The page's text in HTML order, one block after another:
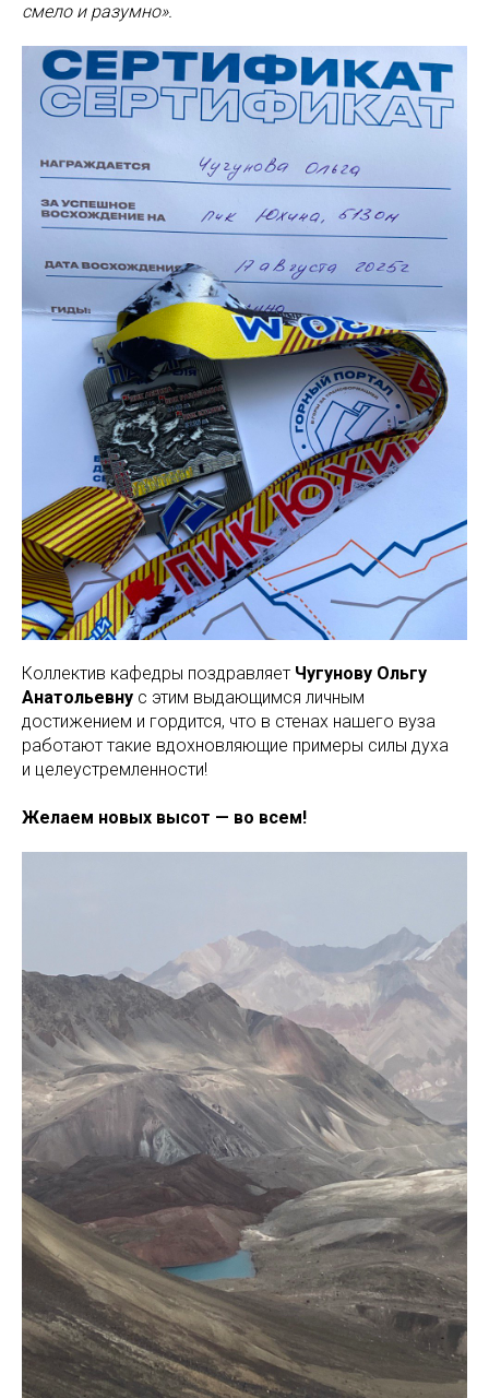
смело и разумно».
Коллектив кафедры поздравляет Чугунову Ольгу
Анатольевну с этим выдающимся личным
достижением и гордится, что в стенах нашего вуза
работают такие вдохновляющие примеры силы духа
и целеустремленности!
Желаем новых высот — во всем!